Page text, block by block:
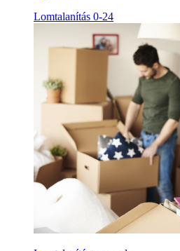
Lomtalanítás 0-24